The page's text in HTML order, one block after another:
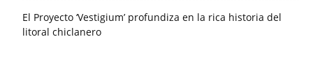
El Proyecto ‘Vestigium’ profundiza en la rica historia del
litoral chiclanero